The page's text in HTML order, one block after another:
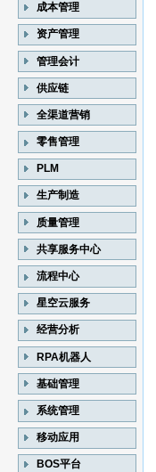
成本管理
资产管理
管理会计
供应链
全渠道营销
零售管理
PLM
生产制造
质量管理
共享服务中心
流程中心
星空云服务
经营分析
RPA机器人
基础管理
系统管理
移动应用
BOS平台